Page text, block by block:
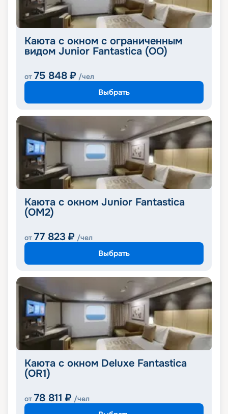
Каюта с окном с ограниченным
видом Junior Fantastica (OO)
от 75 848 ₽ /чел
Выбрать
Каюта с окном Junior Fantastica
(OM2)
от 77 823 ₽ /чел
Выбрать
Каюта с окном Deluxe Fantastica
(OR1)
от 78 811 ₽ /чел